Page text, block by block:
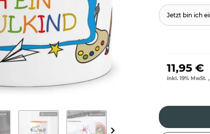
Jetzt bin ich
11,95 €
inkl. 19% MwSt.